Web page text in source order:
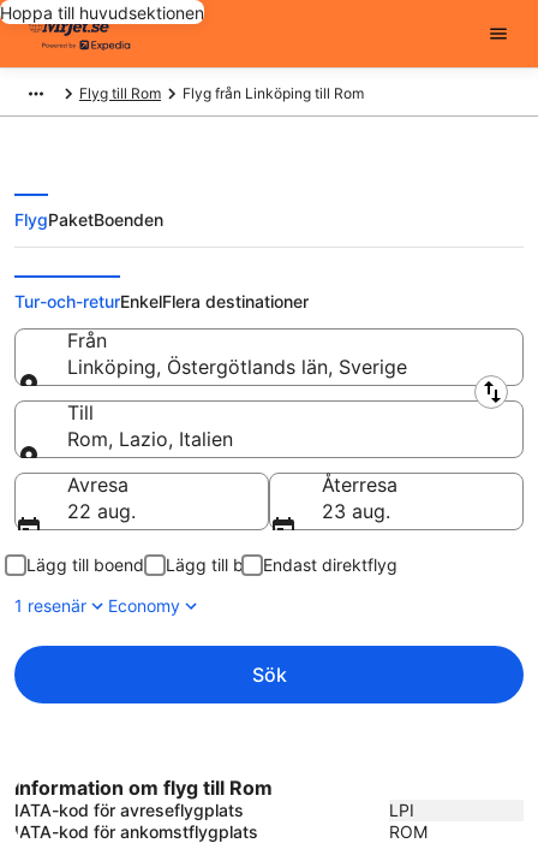
Hoppa till huvudsektionen
Flyg till Rom Flyg från Linköping till Rom
Flyg från Linköping till Rom från
FlygPaketBoenden
Tur-och-returEnkelFlera destinationer
Från
Linköping, Östergötlands län, Sverige
Från
Till
Rom, Lazio, Italien
Till
Avresa
22 aug.
Återresa
23 aug.
Lägg till boende Lägg till bil
Endast direktflyg
1 resenär
Economy
Sök
Information om flyg till Rom
IATA-kod för avreseflygplats
LPI
IATA-kod för ankomstflygplats
ROM